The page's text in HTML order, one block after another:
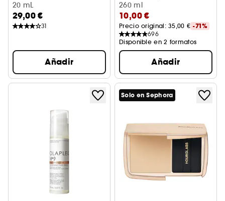
20 mL
29,00 €
31
Añadir
260 ml
10,00 €
Precio original: 35,00 € -71%
696
Disponible en 2 formatos
Añadir
Solo en Sephora